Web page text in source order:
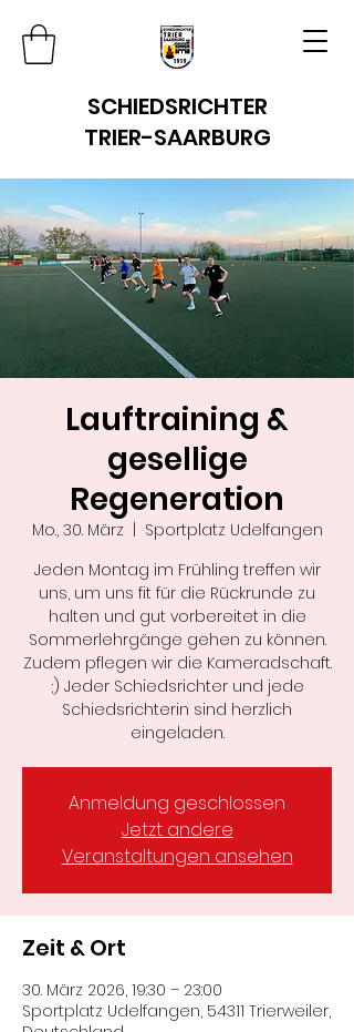
SCHIEDSRICHTER
TRIER-SAARBURG
Lauftraining &
gesellige
Regeneration
Mo., 30. März
  |
Sportplatz Udelfangen
Jeden Montag im Frühling treffen wir
uns, um uns fit für die Rückrunde zu
halten und gut vorbereitet in die
Sommerlehrgänge gehen zu können.
Zudem pflegen wir die Kameradschaft.
;) Jeder Schiedsrichter und jede
Schiedsrichterin sind herzlich
eingeladen.
Anmeldung geschlossen
Jetzt andere
Veranstaltungen ansehen
Zeit & Ort
30. März 2026, 19:30 – 23:00
Sportplatz Udelfangen, 54311 Trierweiler,